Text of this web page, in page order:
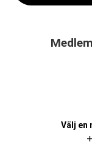
Välj en